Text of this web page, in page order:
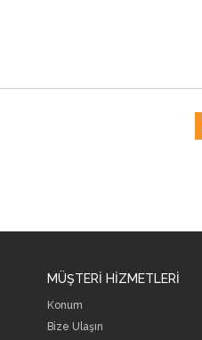
MÜŞTERİ HİZMETLERİ
Konum
Bize Ulaşın